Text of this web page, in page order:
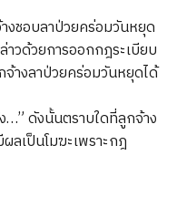
งชอบลาป่วยคร่อมวันหยุด
วด้วยการออกกฎระเบียบ
างลาป่วยคร่อมวันหยุดได้
…” ดังนั้นตราบใดที่ลูกจ้าง
ลเป็นโมฆะเพราะกฎ